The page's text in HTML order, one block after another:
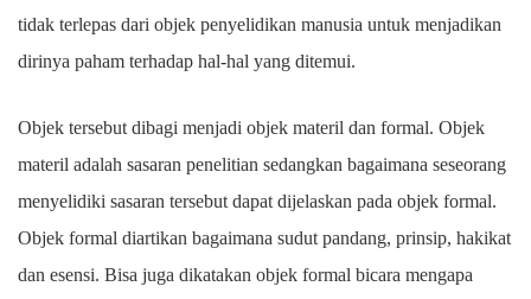
tidak terlepas dari objek penyelidikan manusia untuk menjadikan
dirinya paham terhadap hal-hal yang ditemui.
Objek tersebut dibagi menjadi objek materil dan formal. Objek
materil adalah sasaran penelitian sedangkan bagaimana seseorang
menyelidiki sasaran tersebut dapat dijelaskan pada objek formal.
Objek formal diartikan bagaimana sudut pandang, prinsip, hakikat
dan esensi. Bisa juga dikatakan objek formal bicara mengapa